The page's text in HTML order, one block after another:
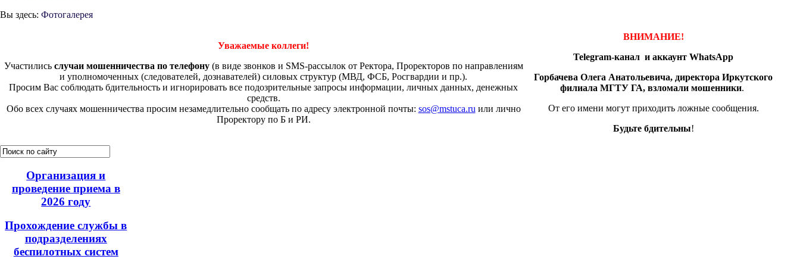
Вы здесь: Фотогалерея
Уважаемые коллеги!
Участились случаи мошенничества по телефону(в виде звонков и SMS-рассылок от Ректора, Проректоров по направлениям
и уполномоченных (следователей, дознавателей) силовых структур (МВД, ФСБ, Росгвардии и пр.).
Просим Вас соблюдать бдительность и игнорировать все подозрительные запросы информации, личных данных, денежных
средств.
Обо всех случаях мошенничества просим незамедлительно сообщать по адресу электронной почты: sos@mstuca.ru или лично
Проректору по Б и РИ.
ВНИМАНИЕ!
Telegram-канал и аккаунт WhatsApp
Горбачева Олега Анатольевича, директора Иркутского
филиала МГТУ ГА, взломали мошенники.
От его имени могут приходить ложные сообщения.
Будьте бдительны!
Организация и
проведение приема в
2026 году
Прохождение службы в
подразделениях
беспилотных систем